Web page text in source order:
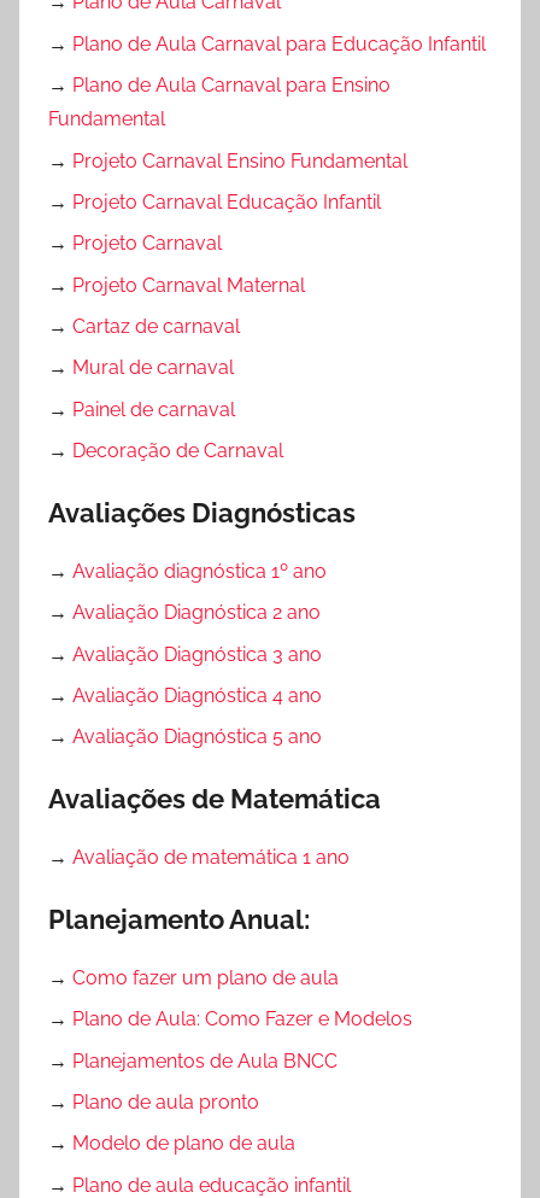
→ Plano de Aula Carnaval para Educação Infantil
→ Plano de Aula Carnaval para Ensino
Fundamental
→ Projeto Carnaval Ensino Fundamental
→ Projeto Carnaval Educação Infantil
→ Projeto Carnaval
→ Projeto Carnaval Maternal
→ Cartaz de carnaval
→ Mural de carnaval
→ Painel de carnaval
→ Decoração de Carnaval
Avaliações Diagnósticas
→ Avaliação diagnóstica 1º ano
→ Avaliação Diagnóstica 2 ano
→ Avaliação Diagnóstica 3 ano
→ Avaliação Diagnóstica 4 ano
→ Avaliação Diagnóstica 5 ano
Avaliações de Matemática
→ Avaliação de matemática 1 ano
Planejamento Anual:
→ Como fazer um plano de aula
→ Plano de Aula: Como Fazer e Modelos
→ Planejamentos de Aula BNCC
→ Plano de aula pronto
→ Modelo de plano de aula
→ Plano de aula educação infantil